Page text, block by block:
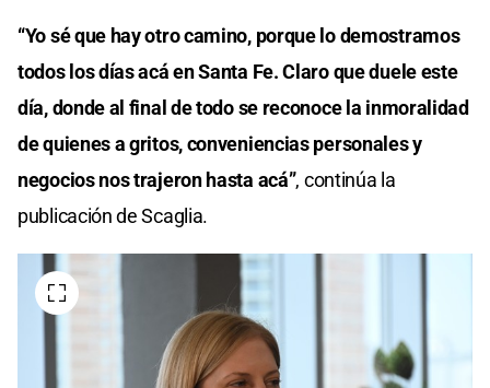
“Yo sé que hay otro camino, porque lo demostramos
todos los días acá en Santa Fe. Claro que duele este
día, donde al final de todo se reconoce la inmoralidad
de quienes a gritos, conveniencias personales y
negocios nos trajeron hasta acá”, continúa la
publicación de Scaglia.